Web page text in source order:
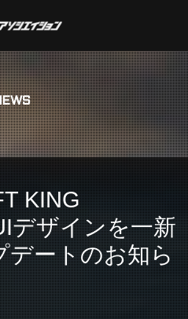
KING
デザインを一新
デートのお知ら